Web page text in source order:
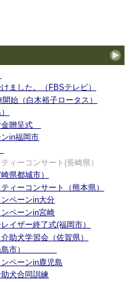
ました。（FBSテレビ）
始（白木裕子ロータス）
贈呈式
in福岡市
ーコンサート(長崎県）
県都城市）
ーコンサート（熊本県）
ペーンin大分
ペーンin宮崎
ザー終了式(福岡市）
犬学習会（佐賀県）
県糸島市）
ペーンin鹿児島
犬合同訓練